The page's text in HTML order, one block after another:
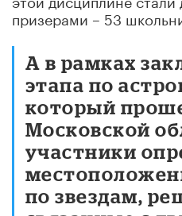
призерами – 53
А в рамках
этапа по
который
Московской
участники
по звездам,